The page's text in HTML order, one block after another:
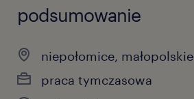
podsumowanie
niepołomice, małopolskie
praca tymczasowa